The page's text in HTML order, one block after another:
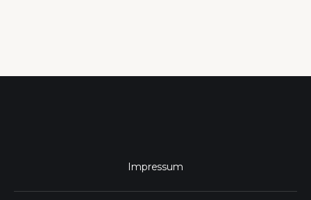
Impressum